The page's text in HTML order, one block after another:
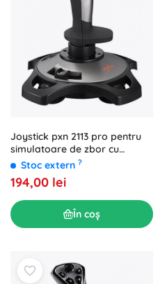
Joystick pxn 2113 pro pentru
simulatoare de zbor cu
vibrații
Stoc extern ?
194,00 lei
În coș